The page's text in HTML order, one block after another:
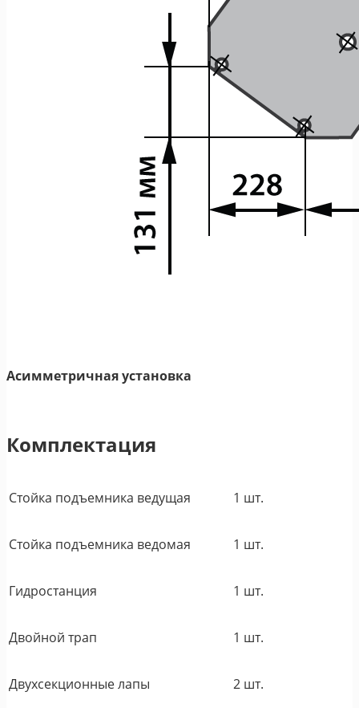
Асимметричная установка
Комплектация
Стойка подъемника ведущая 1 шт.
Стойка подъемника ведомая 1 шт.
Гидростанция 1 шт.
Двойной трап 1 шт.
Двухсекционные лапы 2 шт.